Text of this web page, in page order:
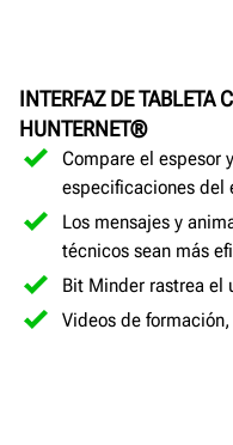
INTERFAZ DE TABLETA
HUNTERNET®
Compare el espesor
especificaciones del
Los mensajes y
técnicos sean más
Bit Minder rastrea el
Videos de